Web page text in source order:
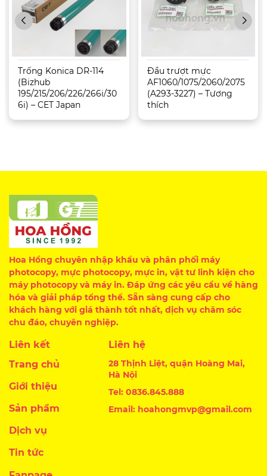
Trống Konica DR-114
(Bizhub
195/215/206/226/266i/30
6i) – CET Japan
Đầu trượt mực
AF1060/1075/2060/2075
(A293-3227) – Tương
thích
Hoa Hồng chuyên nhập khẩu và phân phối máy
photocopy, mực photocopy, mực in, vật tư linh kiện cho
máy photocopy và máy in. Đáp ứng các yêu cầu về hàng
hóa và giải pháp tổng thể. Sẵn sàng cung cấp cho
khách hàng với giá thành tốt nhất, dịch vụ chăm sóc
chu đáo, chuyên nghiệp.
Liên kết
Trang chủ
Giới thiệu
Sản phẩm
Dịch vụ
Tin tức
Liên hệ
28 Thịnh Liệt, quận Hoàng Mai,
Hà Nội
Tel: 0836.845.888
Email: hoahongmvp@gmail.com